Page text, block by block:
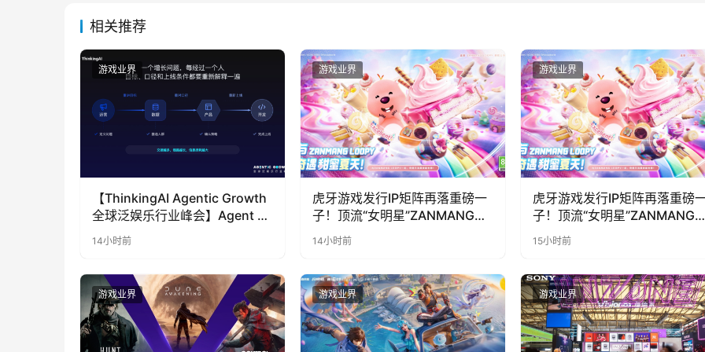
相关推荐
游戏业界
【ThinkingAI Agentic Growth
全球泛娱乐行业峰会】Agent 时
代，人到底负责什么
14小时前
游戏业界
虎牙游戏发行IP矩阵再落重磅一
子！顶流“女明星”ZANMANG
LOOPY 正版3D消除手游《消消
奇遇》惊喜曝光
14小时前
游戏业界
虎牙游戏发行IP矩阵再落重磅
子！顶流“女明星”ZANMANG
LOOPY 正版3D消除手游《消
奇遇》惊喜曝光
15小时前
游戏业界 游戏业界 游戏业界